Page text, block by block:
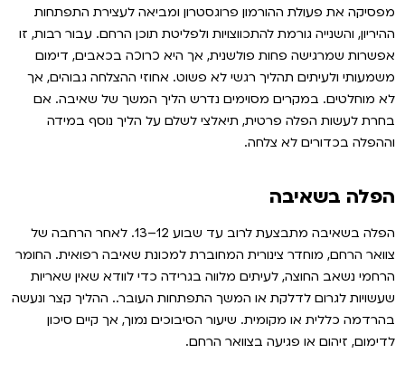
מפסיקה את פעולת ההורמון פרוגסטרון ומביאה לעצירת התפתחות
ההיריון, והשנייה גורמת להתכווצויות ולפליטת תוכן הרחם. עבור רבות, זו
אפשרות שמרגישה פחות פולשנית, אך היא כרוכה בכאבים, דימום
משמעותי ולעיתים תהליך רגשי לא פשוט. אחוזי ההצלחה גבוהים, אך
לא מוחלטים. במקרים מסוימים נדרש הליך המשך של שאיבה. אם
בחרת לעשות הפלה פרטית, תיאלצי לשלם על הליך נוסף במידה
וההפלה בכדורים לא צלחה.
הפלה בשאיבה
הפלה בשאיבה מתבצעת לרוב עד שבוע 12–13. לאחר הרחבה של
צוואר הרחם, מוחדר צינורית המחוברת למכונת שאיבה רפואית. החומר
הרחמי נשאב החוצה, לעיתים מלווה בגרידה כדי לוודא שאין שאריות
שעשויות לגרום לדלקת או המשך התפתחות העובר.. ההליך קצר ונעשה
בהרדמה כללית או מקומית. שיעור הסיבוכים נמוך, אך קיים סיכון
לדימום, זיהום או פגיעה בצוואר הרחם.